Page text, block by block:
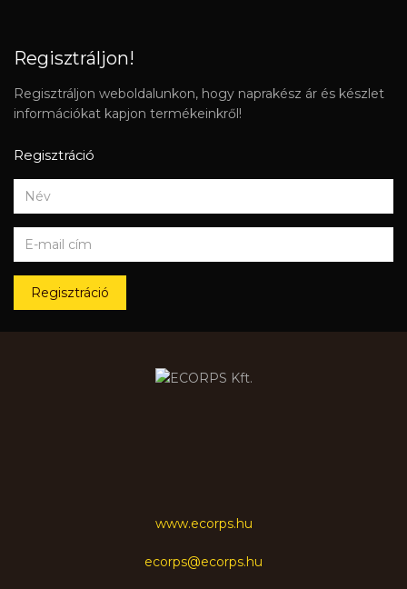
Regisztráljon!
Regisztráljon weboldalunkon, hogy naprakész ár és készlet
információkat kapjon termékeinkről!
Regisztráció
Regisztráció
www.ecorps.hu
ecorps@ecorps.hu